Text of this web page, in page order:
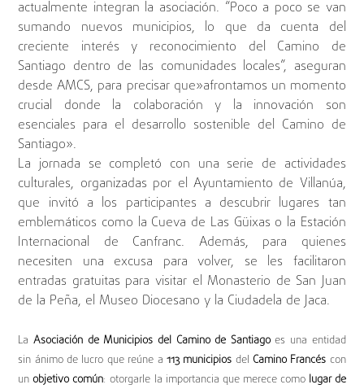
actualmente integran la asociación. “Poco a poco se van
sumando nuevos municipios, lo que da cuenta del
creciente interés y reconocimiento del Camino de
Santiago dentro de las comunidades locales”, aseguran
desde AMCS, para precisar que»afrontamos un momento
crucial donde la colaboración y la innovación son
esenciales para el desarrollo sostenible del Camino de
Santiago».
La jornada se completó con una serie de actividades
culturales, organizadas por el Ayuntamiento de Villanúa,
que invitó a los participantes a descubrir lugares tan
emblemáticos como la Cueva de Las Güixas o la Estación
Internacional de Canfranc. Además, para quienes
necesiten una excusa para volver, se les facilitaron
entradas gratuitas para visitar el Monasterio de San Juan
de la Peña, el Museo Diocesano y la Ciudadela de Jaca.
LaAsociación de Municipios del Camino de Santiagoes una entidad
sin ánimo de lucro que reúne a 113 municipios del Camino Francés con
unobjetivo común: otorgarle la importancia que merece como lugar de